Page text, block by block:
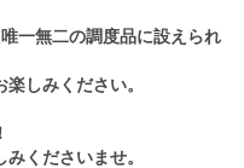
一無二の調度品に設えられ
しみください。
くださいませ。